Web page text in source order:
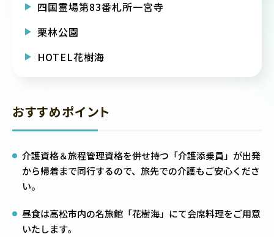
四国霊場第83番札所一宮寺
栗林公園
HOTEL花樹海
おすすめポイント
介護資格＆旅程管理資格を併せ持つ「介護添乗員」が出発
から帰着まで同行するので、旅先での介護もご安心くださ
い。
昼食は高松市内の名旅館「花樹海」にて会席料理をご用意
いたします。